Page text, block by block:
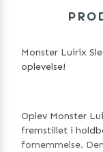
Monster Luirix
oplevelse!
Oplev Monster
fremstillet i
fornemmelse.